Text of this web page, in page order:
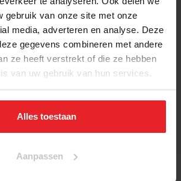
gebruik van onze site met onze
media, adverteren en analyse. Deze
gegevens combineren met andere
ze heeft verstrekt of die ze hebben
van uw gebruik van hun services.
Alles toestaan
Aanpassen